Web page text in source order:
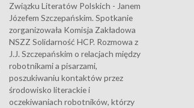
Związku Literatów Polskich - Janem
Józefem Szczepańskim. Spotkanie
zorganizowała Komisja Zakładowa
NSZZ Solidarność HCP. Rozmowa z
J.J. Szczepańskim o relacjach między
robotnikami a pisarzami,
poszukiwaniu kontaktów przez
środowisko literackie i
oczekiwaniach robotników, którzy